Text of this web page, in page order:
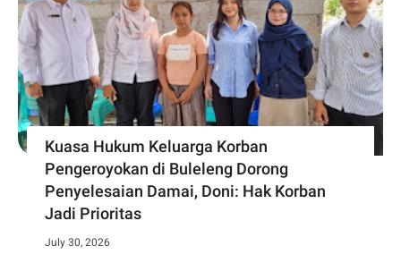
Kuasa Hukum Keluarga Korban
Pengeroyokan di Buleleng Dorong
Penyelesaian Damai, Doni: Hak Korban
Jadi Prioritas
July 30, 2026